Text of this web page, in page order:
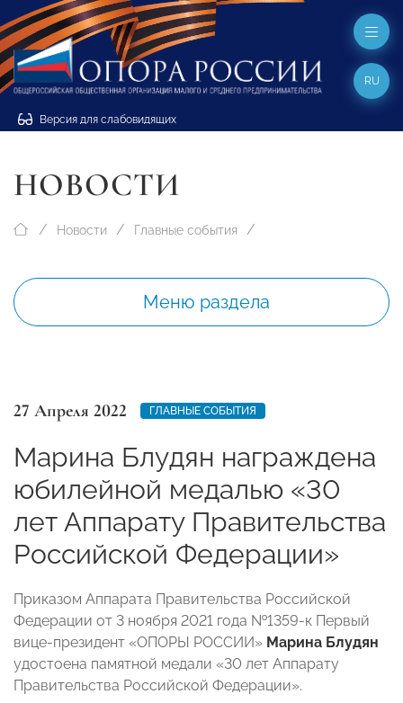
Версия для слабовидящих
RU
НОВОСТИ
Новости Главные события
Меню раздела
27 Апреля 2022 ГЛАВНЫЕ СОБЫТИЯ
Марина Блудян награждена
юбилейной медалью «30
лет Аппарату Правительства
Российской Федерации»
Приказом Аппарата Правительства Российской
Федерации от 3 ноября 2021 года №1359-к Первый
вице-президент «ОПОРЫ РОССИИ» Марина Блудян
удостоена памятной медали «30 лет Аппарату
Правительства Российской Федерации».